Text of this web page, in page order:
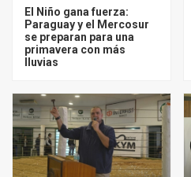
El Niño gana fuerza:
Paraguay y el Mercosur
se preparan para una
primavera con más
lluvias